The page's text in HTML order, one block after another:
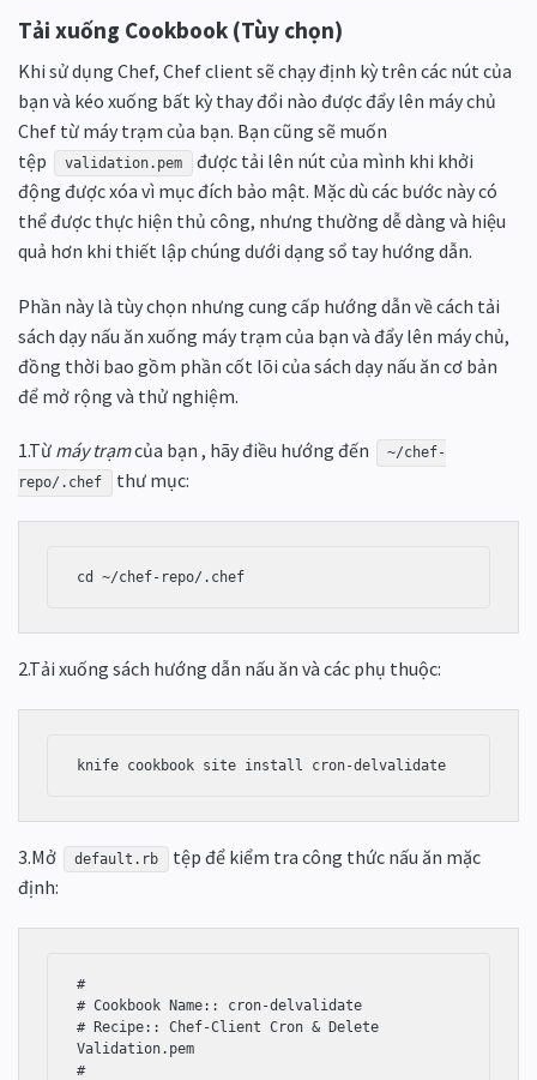
Tải xuống Cookbook (Tùy chọn)
Khi sử dụng Chef, Chef client sẽ chạy định kỳ trên các nút của
bạn và kéo xuống bất kỳ thay đổi nào được đẩy lên máy chủ
Chef từ máy trạm của bạn. Bạn cũng sẽ muốn
tệp
validation.pem
được tải lên nút của mình khi khởi
động được xóa vì mục đích bảo mật. Mặc dù các bước này có
thể được thực hiện thủ công, nhưng thường dễ dàng và hiệu
quả hơn khi thiết lập chúng dưới dạng sổ tay hướng dẫn.
Phần này là tùy chọn nhưng cung cấp hướng dẫn về cách tải
sách dạy nấu ăn xuống máy trạm của bạn và đẩy lên máy chủ,
đồng thời bao gồm phần cốt lõi của sách dạy nấu ăn cơ bản
để mở rộng và thử nghiệm.
1.Từ máy trạmcủa bạn , hãy điều hướng đến
~/chef-
repo/.chef
thư mục:
2.Tải xuống sách hướng dẫn nấu ăn và các phụ thuộc:
3.Mở default.rb
tệp để kiểm tra công thức nấu ăn mặc
định:
#
# Cookbook Name:: cron-delvalidate
# Recipe:: Chef-Client Cron & Delete
Validation.pem
#